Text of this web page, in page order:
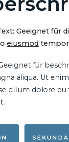
Geeignet für
eiusmod tempor
für
aliqua. Ut
cillum dolore